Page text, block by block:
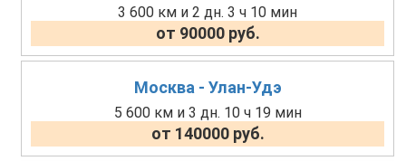
3 600 км и 2 дн. 3 ч 10 мин
от 90000 руб.
Москва - Улан-Удэ
5 600 км и 3 дн. 10 ч 19 мин
от 140000 руб.